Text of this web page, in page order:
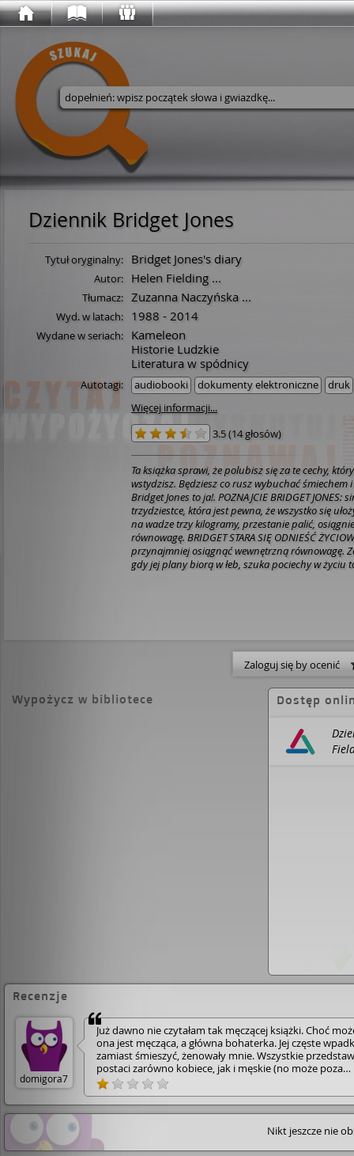
Wyszukaj w serwisie
Dziennik Bridget Jones
Tytuł oryginalny: Bridget Jones's diary
Autor: Helen Fielding ...
Tłumacz: Zuzanna Naczyńska ...
Wyd. w latach: 1988 - 2014
Wydane w seriach:
Kameleon
Historie Ludzkie
Literatura w spódnicy
Autotagi: audiobooki dokumenty elektroniczne
druk
Więcej informacji...
3.5(14 głosów)
Ta książka sprawi, że polubisz się za te cechy,
wstydzisz. Będziesz co rusz wybuchać śmiechem
Bridget Jones to ja!. POZNAJCIE BRIDGET JONES:
trzydziestce, która jest pewna, że wszystko się
na wadze trzy kilogramy, przestanie palić,
równowagę. BRIDGET STARA SIĘ ODNIEŚĆ
przynajmniej osiągnąć wewnętrzną równowagę.
gdy jej plany biorą w łeb, szuka pociechy w życiu
mężczyzną. I zmniejszyć obwód ud o cztery
równie zabawnej książki Dowcipna, pełna
obserwacji, nieskończenie poruszająca. JILLY
jest jedną z najdowcipniejszych pisarek w
Jones to dzieło geniusza komizmu.NICK HORNBY
uzależniająca Zabawny dziennik bohaterki
czasów i zmartwienia singli płci żeńskiej.
komedia świat obserwowany jest z bezlitosnym,
poczuciem humoru. Niezaprzeczalnie śmieszna
Zaloguj się by ocenić
Wypożycz w bibliotece Dostęp
Recenzje
domigora7
Już dawno nie czytałam tak męczącej książki. Choć
ona jest męcząca, a główna bohaterka. Jej częste
zamiast śmieszyć, żenowały mnie. Wszystkie
postaci zarówno kobiece, jak i męskie (no może poza
jednym wyjątkiem), są niedojrzałe i nadzwyczajniej
Nikogo nie udało mi się polubić. Całą historię dałoby się
jakoś przeboleć, gdyby dotyczyła nastolatki, a nie
kobiety.
Nikt jeszcze nie